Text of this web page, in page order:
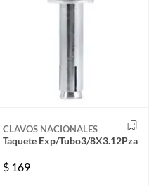
CLAVOS NACIONALES
Taquete Exp/Tubo3/8X3.12Pza
$ 169